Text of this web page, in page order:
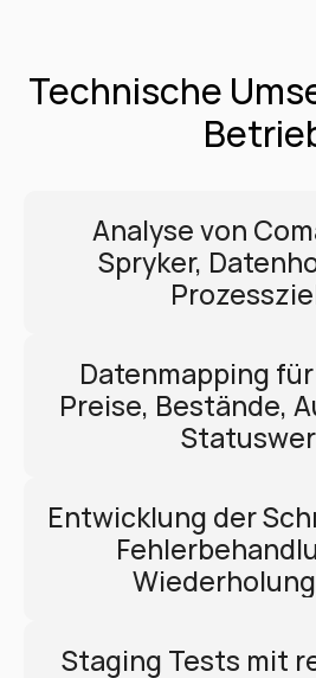
Technische
Analyse von
Spryker,
Datenmapping
Preise, Bestände,
Entwicklung der
Staging Tests mit